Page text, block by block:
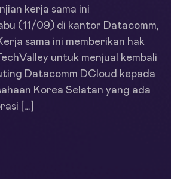
kerja sama ini
(11/09) di kantor Datacomm,
sama ini memberikan hak
untuk menjual kembali
Datacomm DCloud kepada
Korea Selatan yang ada
[…]